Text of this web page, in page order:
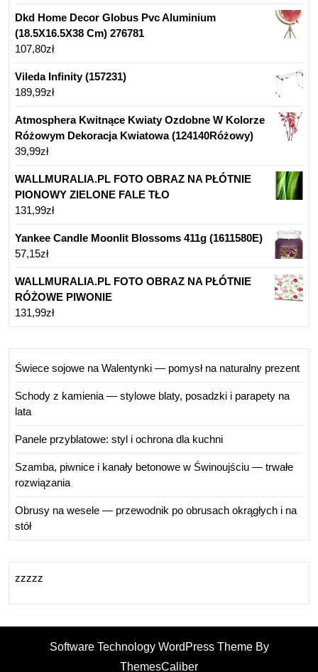
Dkd Home Decor Globus Pvc Aluminium
(18.5X16.5X38 Cm) 276781
107,80zł
Vileda Infinity (157231)
189,99zł
Atmosphera Kwitnące Kwiaty Ozdobne W Kolorze
Różowym Dekoracja Kwiatowa (124140Różowy)
39,99zł
WALLMURALIA.PL FOTO OBRAZ NA PŁÓTNIE
PIONOWY ZIELONE FALE TŁO
131,99zł
Yankee Candle Moonlit Blossoms 411g (1611580E)
57,15zł
WALLMURALIA.PL FOTO OBRAZ NA PŁÓTNIE
RÓŻOWE PIWONIE
131,99zł
Świece sojowe na Walentynki — pomysł na naturalny prezent
Schody z kamienia — stylowe blaty, posadzki i parapety na
lata
Panele przyblatowe: styl i ochrona dla kuchni
Szamba, piwnice i kanały betonowe w Świnoujściu — trwałe
rozwiązania
Obrusy na wesele — przewodnik po obrusach okrągłych i na
stół
zzzzz
Software Technology WordPress Theme By
ThemesCaliber